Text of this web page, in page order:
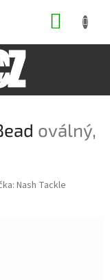
oválný,
Nash Tackle